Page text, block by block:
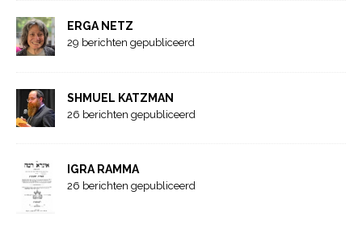
ERGA NETZ
29 berichten gepubliceerd
SHMUEL KATZMAN
26 berichten gepubliceerd
IGRA RAMMA
26 berichten gepubliceerd